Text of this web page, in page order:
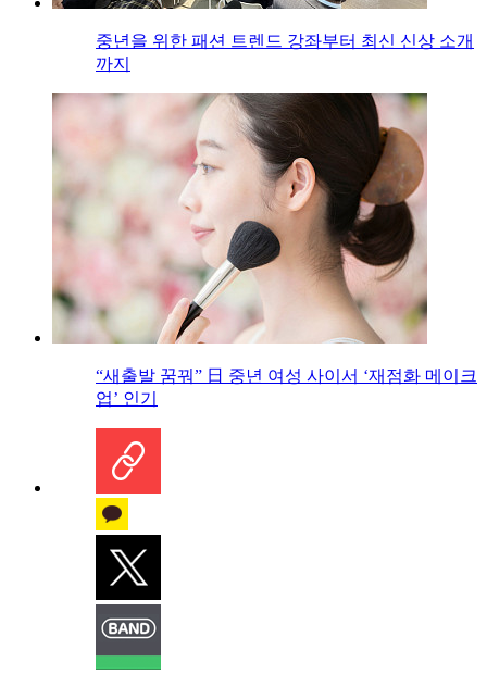
중년을 위한 패션 트렌드 강좌부터 최신 신상 소개
까지
“새출발 꿈꿔” 日 중년 여성 사이서 ‘재점화 메이크
업’ 인기